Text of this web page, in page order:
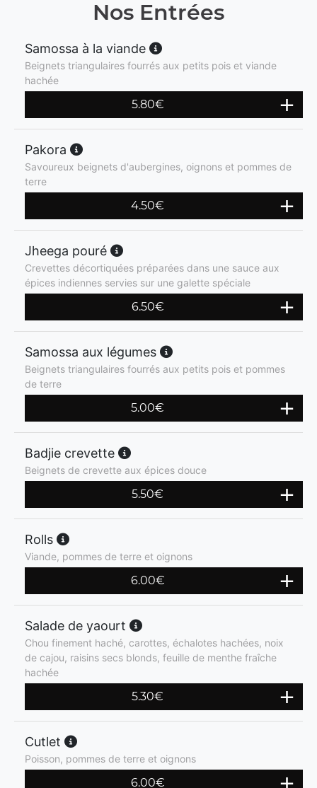
Nos Entrées
Samossa à la viande
Beignets triangulaires fourrés aux petits pois et viande
hachée
5.80€
Pakora
Savoureux beignets d'aubergines, oignons et pommes de
terre
4.50€
Jheega pouré
Crevettes décortiquées préparées dans une sauce aux
épices indiennes servies sur une galette spéciale
6.50€
Samossa aux légumes
Beignets triangulaires fourrés aux petits pois et pommes
de terre
5.00€
Badjie crevette
Beignets de crevette aux épices douce
5.50€
Rolls
Viande, pommes de terre et oignons
6.00€
Salade de yaourt
Chou finement haché, carottes, échalotes hachées, noix
de cajou, raisins secs blonds, feuille de menthe fraîche
hachée
5.30€
Cutlet
Poisson, pommes de terre et oignons
6.00€